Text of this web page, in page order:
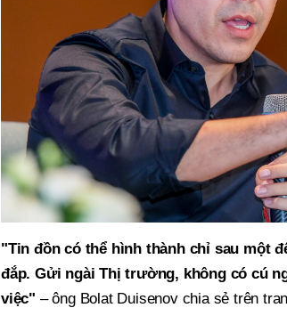
"Tin đồn có thể hình thành chỉ sau một
đắp. Gửi ngài Thị trường, không có cú
việc" – ông Bolat Duisenov chia sẻ trên